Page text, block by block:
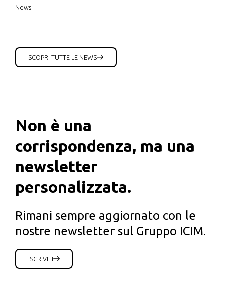
News
SCOPRI TUTTE LE NEWS
Non è una
corrispondenza, ma una
newsletter
personalizzata.
Rimani sempre aggiornato con le
nostre newsletter sul Gruppo ICIM.
ISCRIVITI